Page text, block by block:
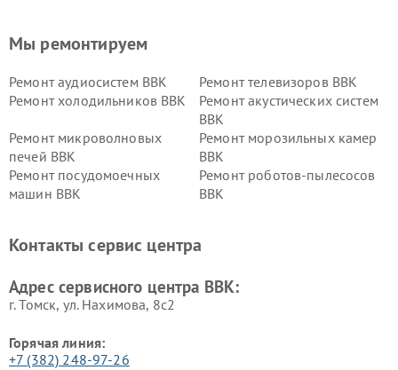
Мы ремонтируем
Ремонт аудиосистем BBK
Ремонт телевизоров BBK
Ремонт холодильников BBK
Ремонт акустических систем
BBK
Ремонт микроволновых
печей BBK
Ремонт морозильных камер
BBK
Ремонт посудомоечных
машин BBK
Ремонт роботов-пылесосов
BBK
Ремонт винных шкафов BBK
Контакты сервис центра
Адрес сервисного центра BBK:
г. Томск, ул. Нахимова, 8с2
Горячая линия:
+7 (382) 248-97-26